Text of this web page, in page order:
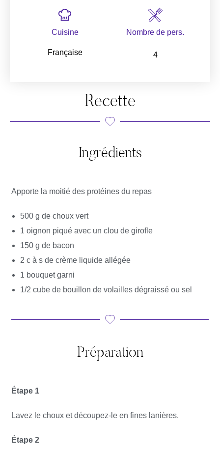
Cuisine
Française
Nombre de pers.
4
Recette
Ingrédients
Apporte la moitié des protéines du repas
500 g de choux vert
1 oignon piqué avec un clou de girofle
150 g de bacon
2 c à s de crème liquide allégée
1 bouquet garni
1/2 cube de bouillon de volailles dégraissé ou sel
Préparation
Étape 1
Lavez le choux et découpez-le en fines lanières.
Étape 2